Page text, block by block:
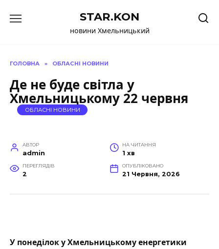
до
STAR.KON
новини Хмельницький
ГОЛОВНА » ОБЛАСНІ НОВИНИ
Де не буде світла у
Хмельницькому 22 червня
ОБЛАСНІ НОВИНИ
АВТОР
admin
НА ЧИТАННЯ
1 хв
ПЕРЕГЛЯДІВ
2
ОПУБЛІКОВАНО
21 Червня, 2026
У понеділок у Хмельницькому енергетики